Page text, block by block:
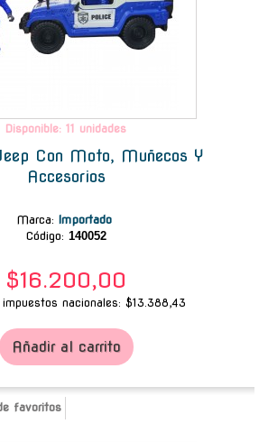
Disponible: 11 unidades
Con Moto, Muñecos Y
Accesorios
Marca: Importado
Código: 140052
$16.200,00
nacionales: $13.388,43
Añadir al carrito
favoritos